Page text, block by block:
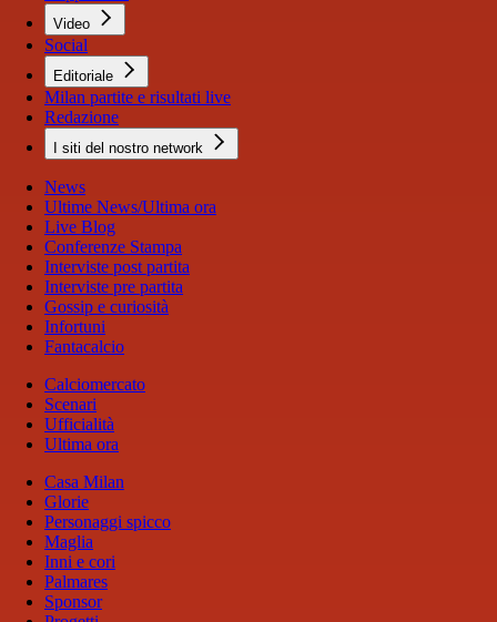
Video
Social
Editoriale
Milan partite e risultati live
Redazione
I siti del nostro network
News
Ultime News/Ultima ora
Live Blog
Conferenze Stampa
Interviste post partita
Interviste pre partita
Gossip e curiosità
Infortuni
Fantacalcio
Calciomercato
Scenari
Ufficialità
Ultima ora
Casa Milan
Glorie
Personaggi spicco
Maglia
Inni e cori
Palmares
Sponsor